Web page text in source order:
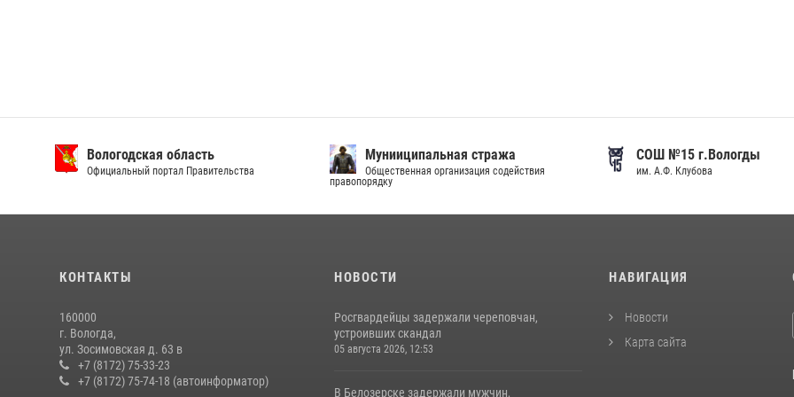
Вологодская область
Официальный портал Правительства
Мунииципальная стража
Общественная организация содействия
правопорядку
СОШ №15 г.Вологды
им. А.Ф. Клубова
КОНТАКТЫ
160000
г. Вологда,
ул. Зосимовская д. 63 в
+7 (8172) 75-33-23
+7 (8172) 75-74-18 (автоинформатор)
НОВОСТИ
Росгвардейцы задержали череповчан,
устроивших скандал
05 августа 2026, 12:53
В Белозерске задержали мужчин,
НАВИГАЦИЯ
Новости
Карта сайта